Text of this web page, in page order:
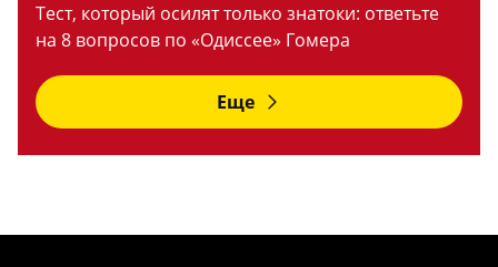
Тест, который осилят только знатоки: ответьте
на 8 вопросов по «Одиссее» Гомера
Еще